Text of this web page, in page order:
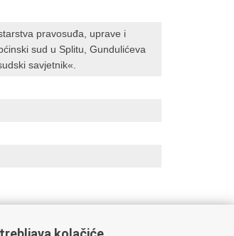
pravosuđa, uprave i
sud u Splitu, Gundulićeva
savjetnik«.